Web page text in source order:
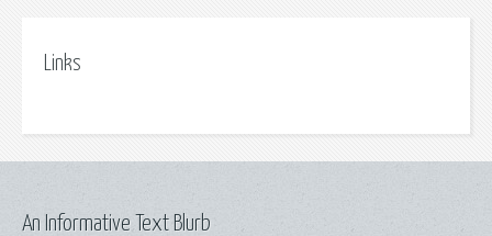
Links
An Informative Text Blurb